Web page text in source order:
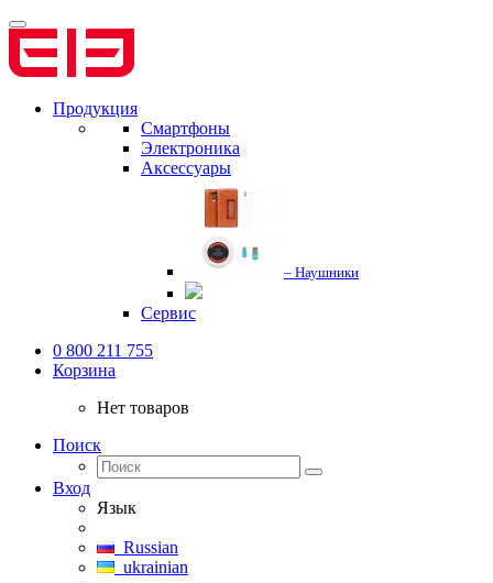
Продукция
Смартфоны
Электроника
Аксессуары
– Наушники
Сервис
0 800 211 755
Корзина
Нет товаров
Поиск
Вход
Язык
Russian
ukrainian